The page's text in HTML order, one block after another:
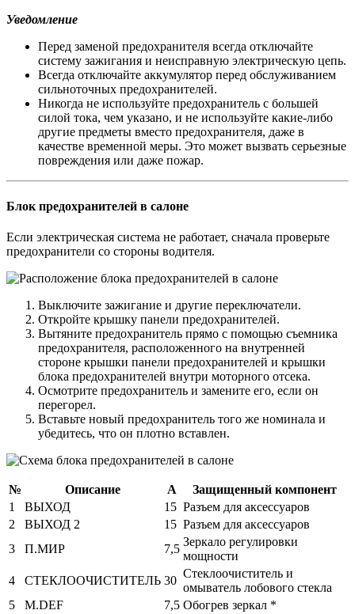
Уведомление
Перед заменой предохранителя всегда отключайте
систему зажигания и неисправную электрическую цепь.
Всегда отключайте аккумулятор перед обслуживанием
сильноточных предохранителей.
Никогда не используйте предохранитель с большей
силой тока, чем указано, и не используйте какие-либо
другие предметы вместо предохранителя, даже в
качестве временной меры. Это может вызвать серьезные
повреждения или даже пожар.
Блок предохранителей в салоне
Если электрическая система не работает, сначала проверьте
предохранители со стороны водителя.
Выключите зажигание и другие переключатели.
Откройте крышку панели предохранителей.
Вытяните предохранитель прямо с помощью съемника
предохранителя, расположенного на внутренней
стороне крышки панели предохранителей и крышки
блока предохранителей внутри моторного отсека.
Осмотрите предохранитель и замените его, если он
перегорел.
Вставьте новый предохранитель того же номинала и
убедитесь, что он плотно вставлен.
№ Описание А
Защищенный компонент
1
ВЫХОД 15 Разъем для аксессуаров
2
ВЫХОД 2 15 Разъем для аксессуаров
3
П.МИР 7,5
Зеркало регулировки
мощности
4
СТЕКЛООЧИСТИТЕЛЬ 30
Стеклоочиститель и
омыватель лобового стекла
5
M.DEF 7,5 Обогрев зеркал *